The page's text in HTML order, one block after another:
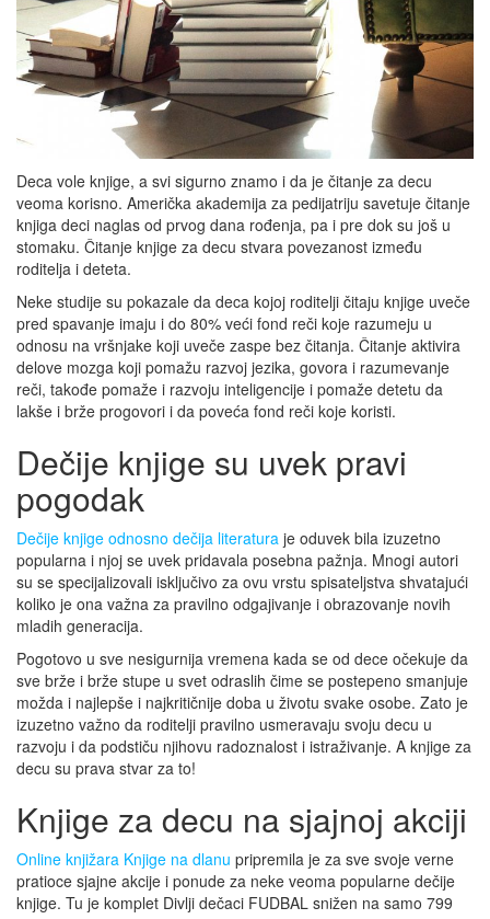
Deca vole knjige, a svi sigurno znamo i da je čitanje za decu
veoma korisno. Američka akademija za pedijatriju savetuje čitanje
knjiga deci naglas od prvog dana rođenja, pa i pre dok su još u
stomaku. Čitanje knjige za decu stvara povezanost između
roditelja i deteta.
Neke studije su pokazale da deca kojoj roditelji čitaju knjige uveče
pred spavanje imaju i do 80% veći fond reči koje razumeju u
odnosu na vršnjake koji uveče zaspe bez čitanja. Čitanje aktivira
delove mozga koji pomažu razvoj jezika, govora i razumevanje
reči, takođe pomaže i razvoju inteligencije i pomaže detetu da
lakše i brže progovori i da poveća fond reči koje koristi.
Dečije knjige su uvek pravi
pogodak
Dečije knjige odnosno dečija literatura je oduvek bila izuzetno
popularna i njoj se uvek pridavala posebna pažnja. Mnogi autori
su se specijalizovali isključivo za ovu vrstu spisateljstva shvatajući
koliko je ona važna za pravilno odgajivanje i obrazovanje novih
mladih generacija.
Pogotovo u sve nesigurnija vremena kada se od dece očekuje da
sve brže i brže stupe u svet odraslih čime se postepeno smanjuje
možda i najlepše i najkritičnije doba u životu svake osobe. Zato je
izuzetno važno da roditelji pravilno usmeravaju svoju decu u
razvoju i da podstiču njihovu radoznalost i istraživanje. A knjige za
decu su prava stvar za to!
Knjige za decu na sjajnoj akciji
Online knjižara Knjige na dlanu pripremila je za sve svoje verne
pratioce sjajne akcije i ponude za neke veoma popularne dečije
knjige. Tu je komplet Divlji dečaci FUDBAL snižen na samo 799